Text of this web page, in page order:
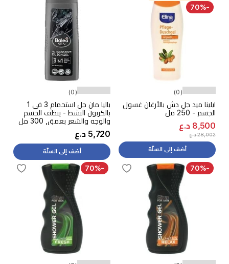
-70%
(0)
ايلينا ميد جل دش بالأرغان غسول
الجسم - 250 مل
8,500 د.ع
28,002 د.ع
أضف إلى السلّة
(0)
باليا مان جل استحمام 3 في 1
بالكربون النشط - ينظف الجسم
والوجه والشعر بعمق, 300 مل
5,720 د.ع
أضف إلى السلّة
-70%
-70%